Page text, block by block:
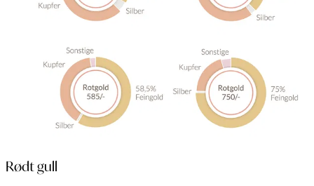
Rødt gull